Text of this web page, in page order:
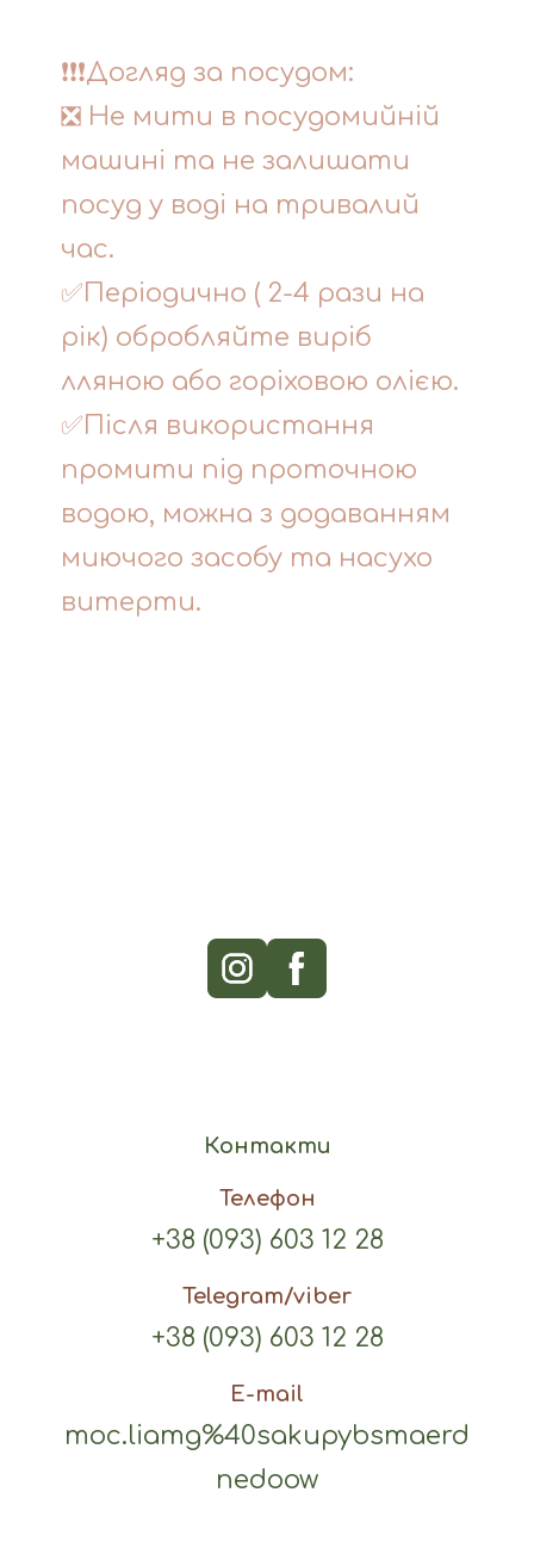
❗❗❗Догляд за посудом:
❎ Не мити в посудомийній
машині та не залишати
посуд у воді на тривалий
час.
✅Періодично ( 2-4 рази на
рік) обробляйте виріб
лляною або горіховою олією.
✅Після використання
промити під проточною
водою, можна з додаванням
миючого засобу та насухо
витерти.
Контакти
Телефон
+38 (093) 603 12 28
Telegram/viber
+38 (093) 603 12 28
E-mail
moc.liamg%40sakupybsmaerd
nedoow